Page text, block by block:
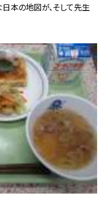
日本の地図が、そして先生